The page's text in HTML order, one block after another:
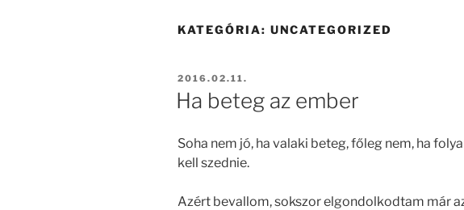
KATEGÓRIA: UNCATEGORIZED
BEKÜLDVE:
2016.02.11.
Ha beteg az ember
Soha nem jó, ha valaki beteg, főleg nem, ha
kell szednie.
Azért bevallom, sokszor elgondolkodtam már